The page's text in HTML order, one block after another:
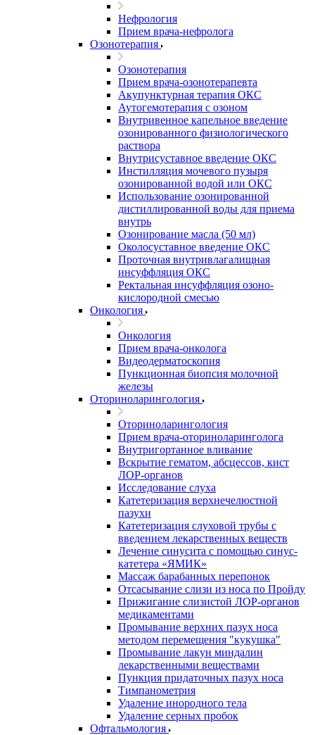
Нефрология
Прием врача-нефролога
Озонотерапия
Озонотерапия
Прием врача-озонотерапевта
Акупунктурная терапия ОКС
Аутогемотерапия с озоном
Внутривенное капельное введение
озонированного физиологического
раствора
Внутрисуставное введение ОКС
Инстилляция мочевого пузыря
озонированной водой или ОКС
Использование озонированной
дистиллированной воды для приема
внутрь
Озонирование масла (50 мл)
Околосуставное введение ОКС
Проточная внутривлагалищная
инсуффляция ОКС
Ректальная инсуффляция озоно-
кислородной смесью
Онкология
Онкология
Прием врача-онколога
Видеодерматоскопия
Пункционная биопсия молочной
железы
Оториноларингология
Оториноларингология
Прием врача-оториноларинголога
Внутригортанное вливание
Вскрытие гематом, абсцессов, кист
ЛОР-органов
Исследование слуха
Катетеризация верхнечелюстной
пазухи
Катетеризация слуховой трубы с
введением лекарственных веществ
Лечение синусита с помощью синус-
катетера «ЯМИК»
Массаж барабанных перепонок
Отсасывание слизи из носа по Пройду
Прижигание слизистой ЛОР-органов
медикаментами
Промывание верхних пазух носа
методом перемещения "кукушка"
Промывание лакун миндалин
лекарственными веществами
Пункция придаточных пазух носа
Тимпанометрия
Удаление инородного тела
Удаление серных пробок
Офтальмология